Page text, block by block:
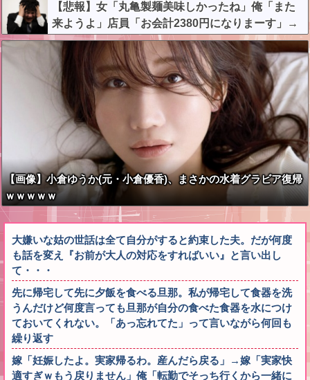
【悲報】女「丸亀製麺美味しかったね」俺「また
来ようよ」店員「お会計2380円になりまーす」→
その後『こう』なったんだが俺悪くないよ
な？？？？？？？？
【画像】小倉ゆうか(元・小倉優香)、まさかの水着グラビア復帰
ｗｗｗｗｗ
大嫌いな姑の世話は全て自分がすると約束した夫。だが何度
も話を変え『お前が大人の対応をすればいい』と言い出し
て・・・
先に帰宅して先に夕飯を食べる旦那。私が帰宅して食器を洗
うんだけど何度言っても旦那が自分の食べた食器を水につけ
ておいてくれない。「あっ忘れてた」って言いながら何回も
繰り返す
嫁「妊娠したよ。実家帰るわ。産んだら戻る」→嫁「実家快
適すぎｗもう戻りません」俺「転勤でそっち行くから一緒に